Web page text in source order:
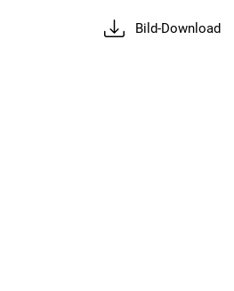
Bild-Download